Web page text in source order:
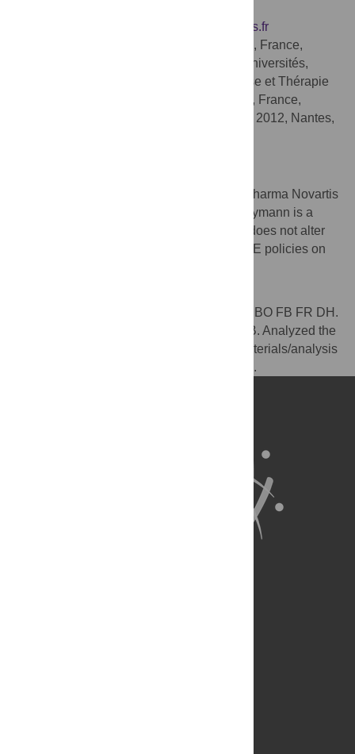
dominique.heymann@univ-nantes.fr
INSERM, UMR 957, Nantes, France,
Université de Nantes, Nantes Atlantique Universités,
Physiopathologie de la Résorption Osseuse et Thérapie
des Tumeurs Osseuses Primitives, Nantes, France,
Equipe LIGUE Nationale Contre le Cancer 2012, Nantes,
This work was supported by a grant from Pharma Novartis
(Rueil-Malmaison, France). Dominique Heymann is a
PLOS ONE Editorial Board member. This does not alter
the authors’ adherence to all the PLOS ONE policies on
Conceived and designed the experiments: BO FB FR DH.
Performed the experiments: BG GM CC RB. Analyzed the
data: BG GM DH. Contributed reagents/materials/analysis
tools: BG CC RB. Wrote the paper: GM DH.